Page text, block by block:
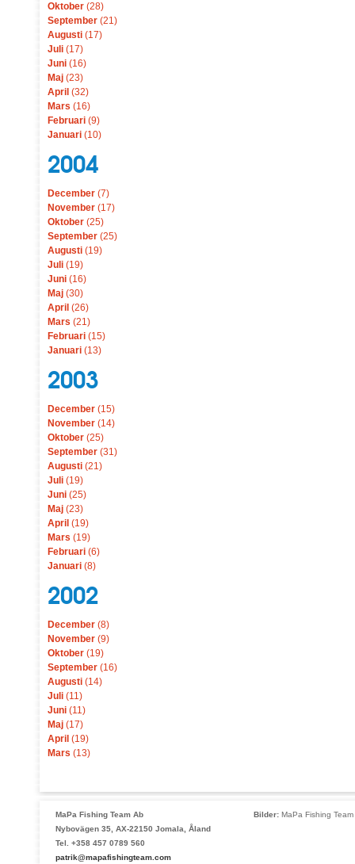
Oktober (28)
September (21)
Augusti (17)
Juli (17)
Juni (16)
Maj (23)
April (32)
Mars (16)
Februari (9)
Januari (10)
2004
December (7)
November (17)
Oktober (25)
September (25)
Augusti (19)
Juli (19)
Juni (16)
Maj (30)
April (26)
Mars (21)
Februari (15)
Januari (13)
2003
December (15)
November (14)
Oktober (25)
September (31)
Augusti (21)
Juli (19)
Juni (25)
Maj (23)
April (19)
Mars (19)
Februari (6)
Januari (8)
2002
December (8)
November (9)
Oktober (19)
September (16)
Augusti (14)
Juli (11)
Juni (11)
Maj (17)
April (19)
Mars (13)
MaPa Fishing Team Ab
Nybovägen 35, AX-22150 Jomala, Åland
Tel. +358 457 0789 560
patrik@mapafishingteam.com
Bilder: MaPa Fishing